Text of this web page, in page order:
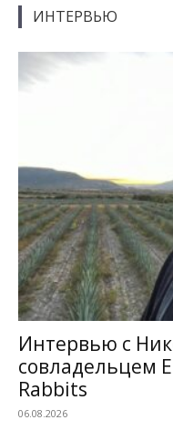
ИНТЕРВЬЮ
Интервью с
совладельцем
Rabbits
06.08.2026